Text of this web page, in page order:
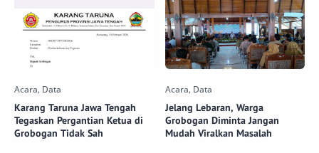
Karang Taruna Jawa Tengah
Tegaskan Pergantian Ketua di
Grobogan Tidak Sah
Jelang Lebaran, Warga
Grobogan Diminta Jangan
Mudah Viralkan Masalah